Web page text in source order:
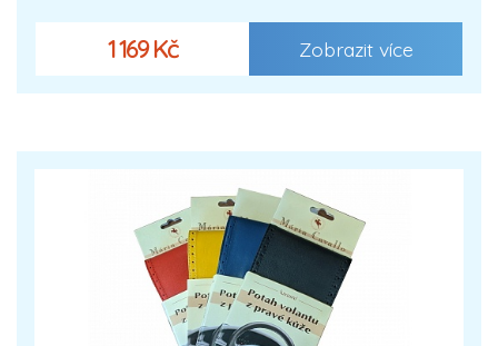
1 169 Kč Zobrazit více